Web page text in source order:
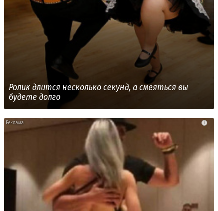
Ролик длится несколько секунд, а смеяться вы
будете долго
i